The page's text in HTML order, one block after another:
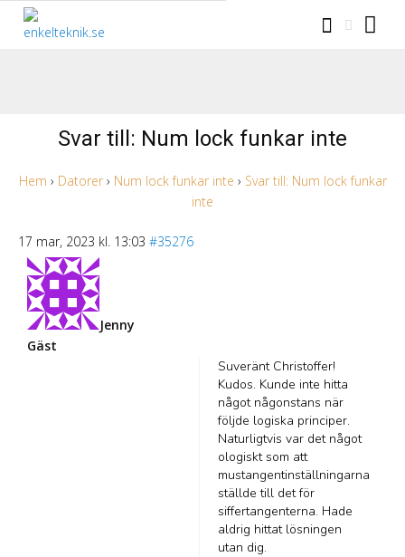
Svar till: Num lock funkar inte
Hem › Datorer › Num lock funkar inte › Svar till: Num lock funkar
inte
17 mar, 2023 kl. 13:03 #35276
Jenny
Gäst
Suveränt Christoffer!
Kudos. Kunde inte hitta
något någonstans när
följde logiska principer.
Naturligtvis var det något
ologiskt som att
mustangentinställningarna
ställde till det för
siffertangenterna. Hade
aldrig hittat lösningen
utan dig.